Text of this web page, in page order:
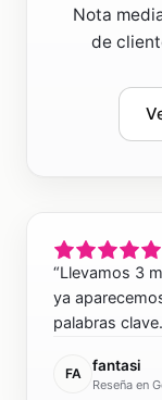
Nota
de
“Llevamos 3
ya
palabras
FA fantasi
Reseña en